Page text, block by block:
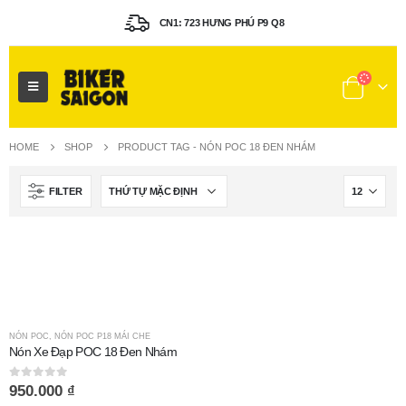
CN1: 723 HƯNG PHÚ P9 Q8
HOME SHOP PRODUCT TAG - NÓN POC 18 ĐEN NHÁM
FILTER
NÓN POC NÓN POC P18 MÁI CHE
Nón Xe Đạp POC 18 Đen Nhám
0out of 5
950.000 ₫